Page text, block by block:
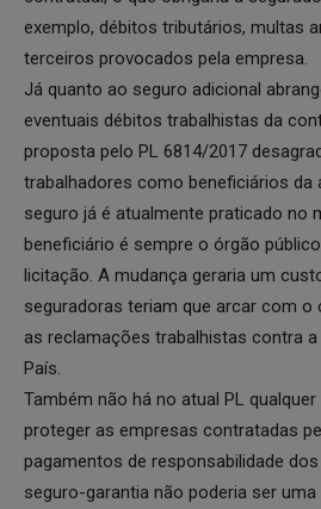
exemplo, débitos tributários, multas
terceiros provocados pela empresa.
Já quanto ao seguro adicional
eventuais débitos trabalhistas da
proposta pelo PL 6814/2017
trabalhadores como beneficiários da
seguro já é atualmente praticado no
beneficiário é sempre o órgão
licitação. A mudança geraria um
seguradoras teriam que arcar com o
as reclamações trabalhistas contra
País.
Também não há no atual PL
proteger as empresas contratadas
pagamentos de responsabilidade
seguro-garantia não poderia ser